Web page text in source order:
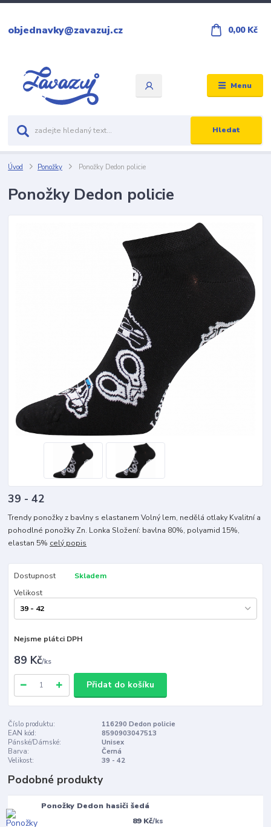
Menu
Hledat
objednavky@zavazuj.cz 0,00 Kč
Úvod Ponožky Ponožky Dedon policie
Ponožky Dedon policie
39 - 42
Trendy ponožky z bavlny s elastanem Volný lem, nedělá otlaky Kvalitní a
pohodlné ponožky Zn. Lonka Složení: bavlna 80%, polyamid 15%,
elastan 5% celý popis
Dostupnost
Skladem
Velikost
Nejsme plátci DPH
89 Kč/ks
Přidat do košíku
Číslo produktu:
116290 Dedon policie
EAN kód:
8590903047513
Pánské/Dámské:
Unisex
Barva:
Černá
Velikost:
39 - 42
Podobné produkty
Ponožky Dedon hasiči šedá
89 Kč/ks